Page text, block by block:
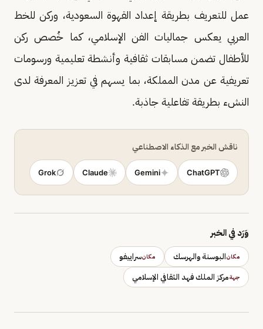
عمل للتعريف بطريقة إعداد القهوة السعودية، وركن للخط
العربي يعكس جماليات الفن الإسلامي، كما خُصص ركن
للأطفال تضمن مسابقات ثقافية وأنشطة تعليمية ورسومات
تعريفية عن مدن المملكة، بما يسهم في تعزيز المعرفة لدى
النشء بطريقة تفاعلية جاذبة.
ناقش الخبر مع الذكاء الاصطناعي
ChatGPT
Gemini
Claude
Grok
وَرَد في الخبر
مكانالبوسنة والهرسك مكانسراييفو
جهةمركز الملك فهد الثقافي الإسلامي